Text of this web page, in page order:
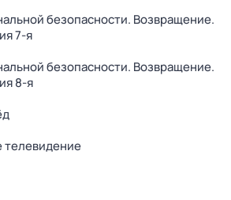
безопасности. Возвращение.
7-я
безопасности. Возвращение.
8-я
телевидение